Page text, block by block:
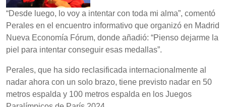
“Desde luego, lo voy a intentar con toda mi alma”, comentó
Perales en el encuentro informativo que organizó en Madrid
Nueva Economía Fórum, donde añadió: “Pienso dejarme la
piel para intentar conseguir esas medallas”.
Perales, que ha sido reclasificada internacionalmente al
nadar ahora con un solo brazo, tiene previsto nadar en 50
metros espalda y 100 metros espalda en los Juegos